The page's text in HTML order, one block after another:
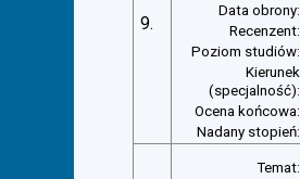
9.
Data obrony:
Recenzent:
Poziom studiów:
Kierunek
(specjalność):
Ocena końcowa:
Nadany stopień:
Temat: